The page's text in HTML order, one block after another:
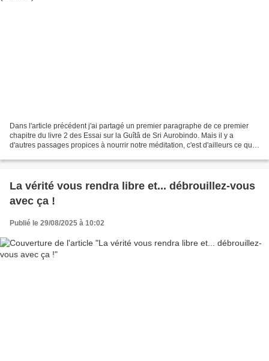
Dans l'article précédent j'ai partagé un premier paragraphe de ce premier
chapitre du livre 2 des Essai sur la Guîtâ de Sri Aurobindo. Mais il y a
d'autres passages propices à nourrir notre méditation, c'est d'ailleurs ce qu'il
La vérité vous rendra libre et... débrouillez-vous
avec ça !
Publié le 29/08/2025 à 10:02